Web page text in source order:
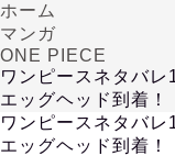
ホーム
マンガ
ONE PIECE
ワンピースネタバ
エッグヘッド到着！
ワンピースネタバ
エッグヘッド到着！